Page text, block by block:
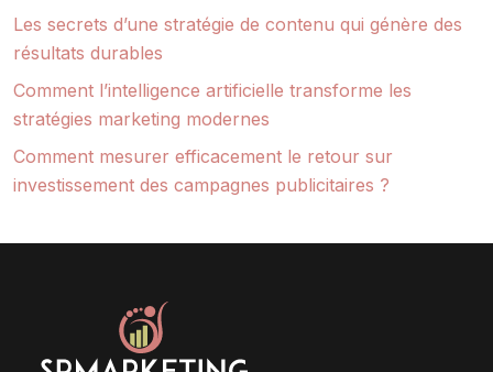
Les secrets d’une stratégie de contenu qui génère des
résultats durables
Comment l’intelligence artificielle transforme les
stratégies marketing modernes
Comment mesurer efficacement le retour sur
investissement des campagnes publicitaires ?